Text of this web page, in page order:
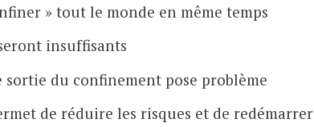
» tout le monde en même temps
insuffisants
du confinement pose problème
de réduire les risques et de redémarrer